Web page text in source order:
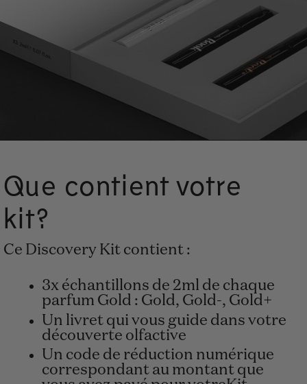
Que contient votre
kit?
Ce Discovery Kit contient :
3x échantillons de 2ml de chaque
parfum Gold : Gold, Gold-, Gold+
Un livret qui vous guide dans votre
découverte olfactive
Un code de réduction numérique
correspondant au montant que